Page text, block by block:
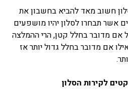
חשוב מאד להביא בחשבון את
אשר תבחרו לסלון יהיו מושפעים
אם מדובר בחלל קטן, הרי ההמלצה
אם מדובר בחלל גדול יותר אז
לקירות הסלון